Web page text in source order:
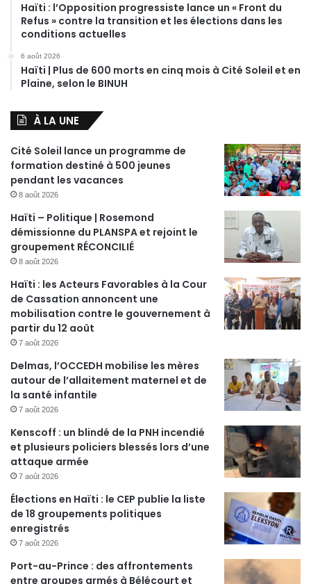
Haïti : l’Opposition progressiste lance un « Front du
Refus » contre la transition et les élections dans les
conditions actuelles
6 août 2026
Haïti | Plus de 600 morts en cinq mois à Cité Soleil et en
Plaine, selon le BINUH
À LA UNE
Cité Soleil lance un programme de
formation destiné à 500 jeunes
pendant les vacances
8 août 2026
Haïti – Politique | Rosemond
démissionne du PLANSPA et rejoint le
groupement RÉCONCILIÉ
8 août 2026
Haïti : les Acteurs Favorables à la Cour
de Cassation annoncent une
mobilisation contre le gouvernement à
partir du 12 août
7 août 2026
Delmas, l’OCCEDH mobilise les mères
autour de l’allaitement maternel et de
la santé infantile
7 août 2026
Kenscoff : un blindé de la PNH incendié
et plusieurs policiers blessés lors d’une
attaque armée
7 août 2026
Élections en Haïti : le CEP publie la liste
de 18 groupements politiques
enregistrés
7 août 2026
Port-au-Prince : des affrontements
entre groupes armés à Bélécourt et